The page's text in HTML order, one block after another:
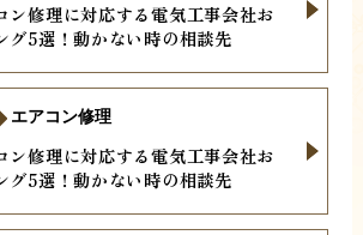
ン修理に対応する電気工事会社お
グ5選！動かない時の相談先
ン修理に対応する電気工事会社お
グ5選！動かない時の相談先
エアコン修理